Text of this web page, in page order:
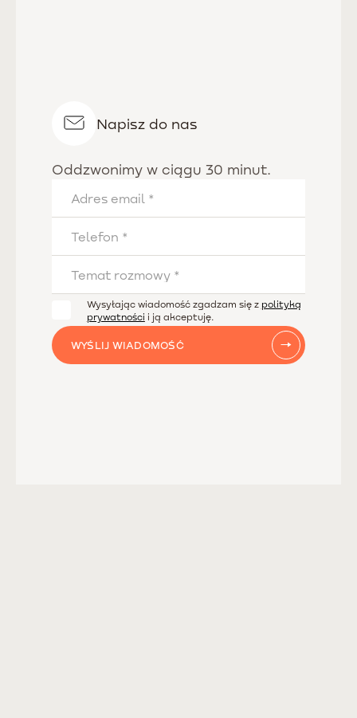
Napisz do nas
Oddzwonimy w ciągu 30 minut.
Wysyłając wiadomość zgadzam się z polityką
prywatności i ją akceptuję.
WYŚLIJ WIADOMOŚĆ